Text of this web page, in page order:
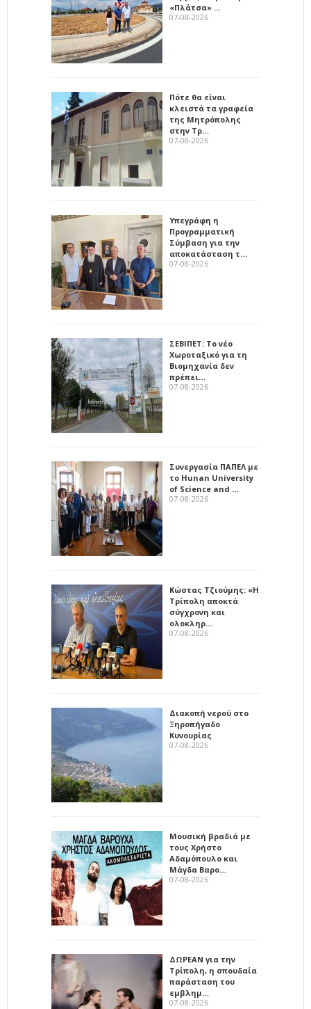
«Πλάτσα» …
07-08-2026
Πότε θα είναι
κλειστά τα γραφεία
της Μητρόπολης
στην Τρ…
07-08-2026
Υπεγράφη η
Προγραμματική
Σύμβαση για την
αποκατάσταση τ…
07-08-2026
ΣΕΒΙΠΕΤ: Το νέο
Χωροταξικό για τη
Βιομηχανία δεν
πρέπει…
07-08-2026
Συνεργασία ΠΑΠΕΛ με
το Hunan University
of Science and …
07-08-2026
Κώστας Τζιούμης: «Η
Τρίπολη αποκτά
σύγχρονη και
ολοκληρ…
07-08-2026
Διακοπή νερού στο
Ξηροπήγαδο
Κυνουρίας
07-08-2026
Μουσική βραδιά με
τους Χρήστο
Αδαμόπουλο και
Μάγδα Βαρο…
07-08-2026
ΔΩΡΕΑΝ για την
Τρίπολη, η σπουδαία
παράσταση του
εμβλημ…
07-08-2026